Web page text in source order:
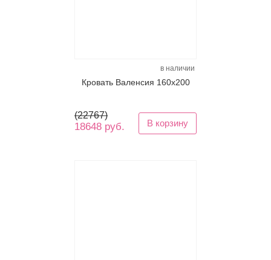
в наличии
Кровать Валенсия 160х200
(22767)
18648 руб. В корзину